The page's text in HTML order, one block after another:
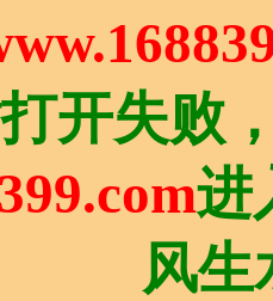
开失败
进
风生